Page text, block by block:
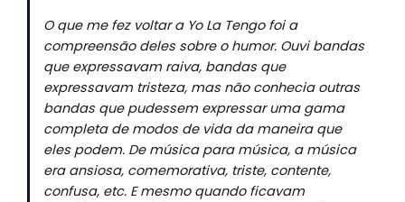
O que me fez voltar a Yo La Tengo foi a
compreensão deles sobre o humor. Ouvi bandas
que expressavam raiva, bandas que
expressavam tristeza, mas não conhecia outras
bandas que pudessem expressar uma gama
completa de modos de vida da maneira que
eles podem. De música para música, a música
era ansiosa, comemorativa, triste, contente,
confusa, etc. E mesmo quando ficavam